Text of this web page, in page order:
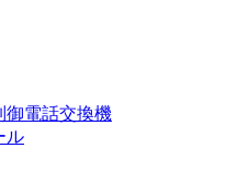
御電話交換機
ル